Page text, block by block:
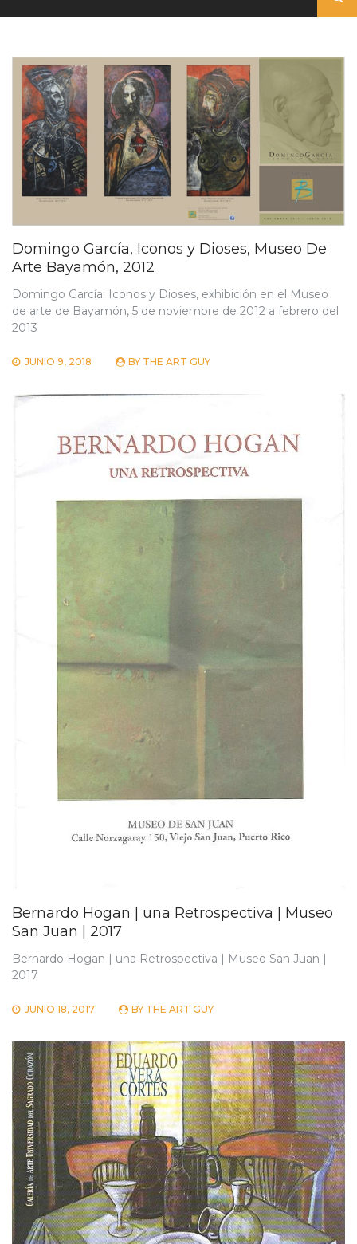
Domingo García, Iconos y Dioses, Museo De
Arte Bayamón, 2012
Domingo García: Iconos y Dioses, exhibición en el Museo
de arte de Bayamón, 5 de noviembre de 2012 a febrero del
2013
JUNIO 9, 2018 BY THE ART GUY
Bernardo Hogan | una Retrospectiva | Museo
San Juan | 2017
Bernardo Hogan | una Retrospectiva | Museo San Juan |
2017
JUNIO 18, 2017 BY THE ART GUY